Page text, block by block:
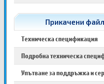
Прикачени
Техническа спецификация
Подробна техническа
Упътване за поддръжка и